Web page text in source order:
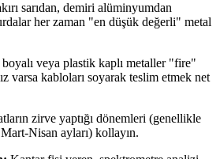
sarıdan, demiri alüminyumdan
her zaman "en düşük değerli" metal
boyalı veya plastik kaplı metaller "fire"
varsa kabloları soyarak teslim etmek net
zirve yaptığı dönemleri (genellikle
Mart-Nisan ayları) kollayın.